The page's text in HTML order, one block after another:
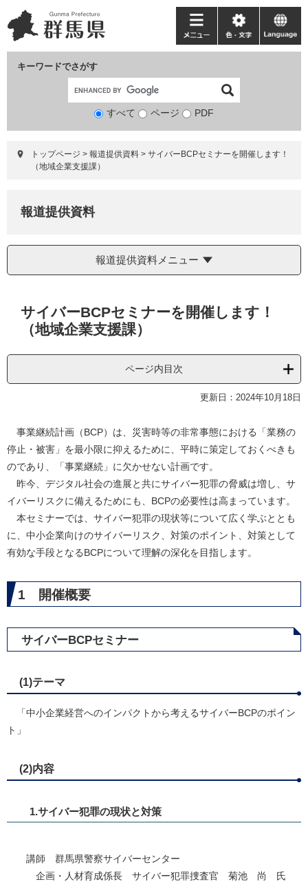
ー
ジ
ニ
ュ
て
キーワードでさがす
検
象
すべて ページ PDF
メ
ニ
ー
色・
文
language
トップページ > 報道提供資料 > サイバーBCPセミナーを開催します！
（地域企業支援課）
報道提供資料
報道提供資料メニュー
サイバーBCPセミナーを開催します！
（地域企業支援課）
ページ内目次
更新日：2024年10月18日
事業継続計画（BCP）は、災害時等の非常事態における「業務の
停止・被害」を最小限に抑えるために、平時に策定しておくべきも
のであり、「事業継続」に欠かせない計画です。
昨今、デジタル社会の進展と共にサイバー犯罪の脅威は増し、サ
イバーリスクに備えるためにも、BCPの必要性は高まっています。
本セミナーでは、サイバー犯罪の現状等について広く学ぶととも
に、中小企業向けのサイバーリスク、対策のポイント、対策として
有効な手段となるBCPについて理解の深化を目指します。​
1 開催概要
サイバーBCPセミナー
(1)テーマ
「中小企業経営へのインパクトから考えるサイバーBCPのポイン
ト」
(2)内容
1.サイバー犯罪の現状と対策
講師 群馬県警察サイバーセンター
企画・人材育成係長 サイバー犯罪捜査官 菊池 尚 氏